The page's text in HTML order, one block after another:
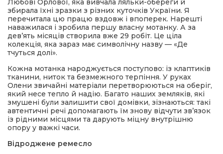
Любові Орлової, яка вивчала ляльки-обереги й
збирала їхні зразки з різних куточків України. Я
перечитала цю працю вздовж і впоперек. Нарешті
наважилася і зробила першу власну мотанку. А за
дев’ять місяців створила вже 29 робіт. Це ціла
колекція, яка зараз має символічну назву — «Де
тчуться долі».
Кожна мотанка народжується поступово: із клаптиків
тканини, ниток та безмежного терпіння. У руках
Олени звичайні матеріали перетворюються на оберіг,
який несе тепло й надію. Багато наших земляків, які
змушені були залишити свої домівки, зізнаються: такі
автентичні речі допомагають їм знову відчути зв’язок
із рідними місцями та дарують міцну внутрішню
опору у важкі часи.
Відроджене ремесло